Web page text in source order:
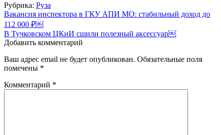
Рубрика: Руза
Навигация
по
записям
Вакансия инспектора в ГКУ АПИ МО: стабильный доход до
112 000 ₽￼
В Тучковском ЦКиИ сшили полезный аксессуар￼
Добавить комментарий
Ваш адрес email не будет опубликован. Обязательные поля
помечены *
Комментарий *